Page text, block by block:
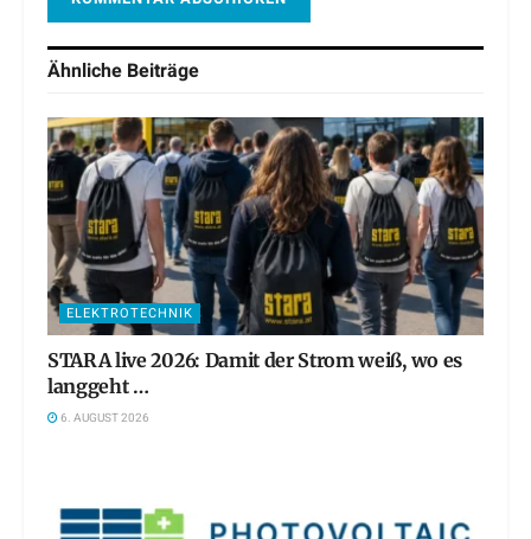
Ähnliche Beiträge
ELEKTROTECHNIK
STARA live 2026: Damit der Strom weiß, wo es
langgeht …
6. AUGUST 2026